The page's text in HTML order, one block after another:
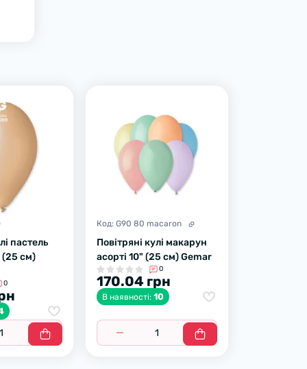
пастель
(25 см)
0
Код: G90 80 macaron
Повітряні кулі макарун
асорті 10" (25 см) Gemar
0
170.04 грн
В наявності: 10